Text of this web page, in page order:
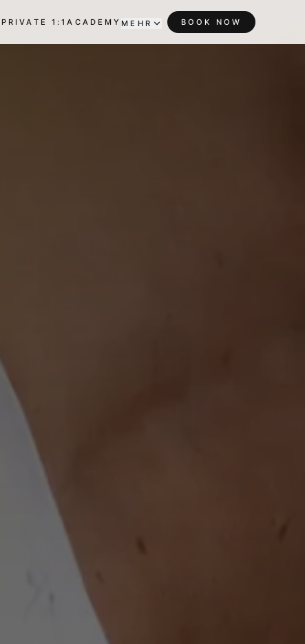
PRIVATE 1:1ACADEMYMEHR BOOK NOW